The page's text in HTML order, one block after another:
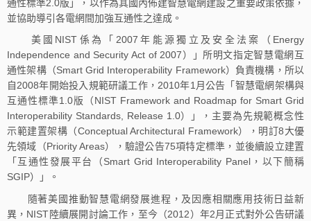
通性標準2.0版」，以作為其國內佈建智慧電網建設之重要政策依據，
並協助導引各電網間加強互通性之達成。
美國NIST係為「2007年能源獨立及安全法案（Energy
Independence and Security Act of 2007）」所明文指定智慧電網互
通性架構（Smart Grid Interoperability Framework）負責機構，所以
自2008年開始投入規範研議工作，2010年1月公告「智慧電網架構與
互通性標準1.0版（NIST Framework and Roadmap for Smart Grid
Interoperability Standards, Release 1.0）」，主要為先規範概念性
示範建置架構（Conceptual Architectural Framework），明訂8大優
先領域（Priority Areas），驗證公告75項特定標準，並後續設立建置
「互通性發展平台（Smart Grid Interoperability Panel，以下簡稱
SGIP）」。
隨著美國推動智慧電網發展進程，及因應相關應用技術日益新
異，NIST陸續展開討論工作，至今（2012）年2月正式對外公告研議